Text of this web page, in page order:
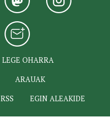
LEGE OHARRA
ARAUAK
RSS EGIN ALEAKIDE